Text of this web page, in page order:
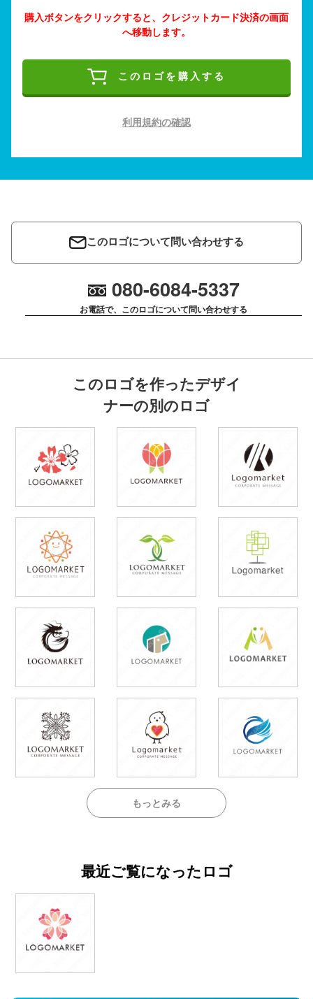
購入ボタンをクリックすると、クレジットカード決済の画面
へ移動します。
このロゴを購入する
利用規約の確認
このロゴについて問い合わせする
080-6084-5337
お電話で、このロゴについて問い合わせする
このロゴを作ったデザイ
ナーの別のロゴ
もっとみる
最近ご覧になったロゴ